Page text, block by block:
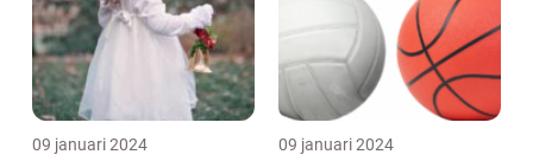
09 januari 2024 09 januari 2024